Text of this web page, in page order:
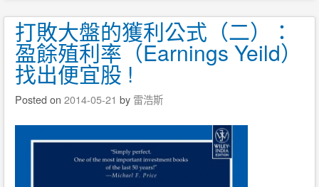
打敗大盤的獲利公式（二）：
盈餘殖利率（Earnings Yeild）
找出便宜股 !
Posted on 2014-05-21 by 雷浩斯